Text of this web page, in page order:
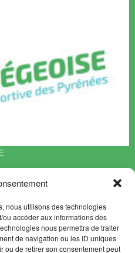
nous utilisons des technologies
accéder aux informations des
nous permettra de traiter
de navigation ou les ID uniques
ou de retirer son consentement peut